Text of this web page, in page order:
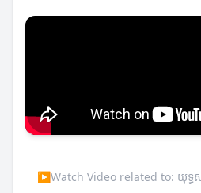
▶Watch Video related to: យុទ្ធសា